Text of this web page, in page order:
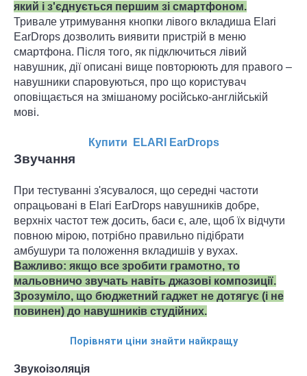
який і з'єднується першим зі смартфоном.
Тривале утримування кнопки лівого вкладиша Elari
EarDrops дозволить виявити пристрій в меню
смартфона. Після того, як підключиться лівий
навушник, дії описані вище повторюють для правого –
навушники спаровуються, про що користувач
оповіщається на змішаному російсько-англійській
мові.
Купити ELARI EarDrops
Звучання
При тестуванні з'ясувалося, що середні частоти
опрацьовані в Elari EarDrops навушників добре,
верхніх частот теж досить, баси є, але, щоб їх відчути
повною мірою, потрібно правильно підібрати
амбушури та положення вкладишів у вухах.
Важливо: якщо все зробити грамотно, то
мальовничо звучать навіть джазові композиції.
Зрозуміло, що бюджетний гаджет не дотягує (і не
повинен) до навушників студійних.
Порівняти ціни знайти найкращу
Звукоізоляція